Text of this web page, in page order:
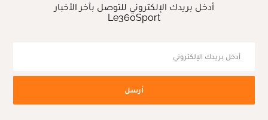
أدخل بريدك الإلكتروني للتوصل بآخر الأخبار
Le360Sport
أرسل